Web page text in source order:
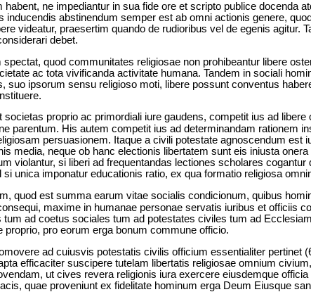
ne impediantur in sua fide ore et scripto publice docenda
inducendis abstinendum semper est ab omni actionis genere,
videatur, praesertim quando de rudioribus vel de egenis agitur.
debet.
quod communitates religiosae non prohibeantur libere
ac tota vivificanda activitate humana. Tandem in sociali
suo ipsorum sensu religioso moti, libere possunt conventus
societas proprio ac primordiali iure gaudens, competit ius ad
parentum. His autem competit ius ad determinandam rationem
persuasionem. Itaque a civili potestate agnoscendum est
media, neque ob hanc electionis libertatem sunt eis iniusta
violantur, si liberi ad frequentandas lectiones scholares
unica imponatur educationis ratio, ex qua formatio religiosa
quod est summa earum vitae socialis condicionum, quibus
maxime in humanae personae servatis iuribus et officiis
tum ad coetus sociales tum ad potestates civiles tum ad
proprio, pro eorum erga bonum commune officio.
ad cuiusvis potestatis civilis officium essentialiter pertinet
efficaciter suscipere tutelam libertatis religiosae omnium
ut cives revera religionis iura exercere eiusdemque
quae proveniunt ex fidelitate hominum erga Deum Eiusque